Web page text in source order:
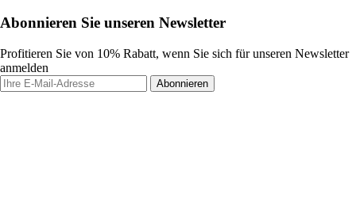
Abonnieren Sie unseren Newsletter
Profitieren Sie von 10% Rabatt, wenn Sie sich für unseren Newsletter
anmelden
Abonnieren